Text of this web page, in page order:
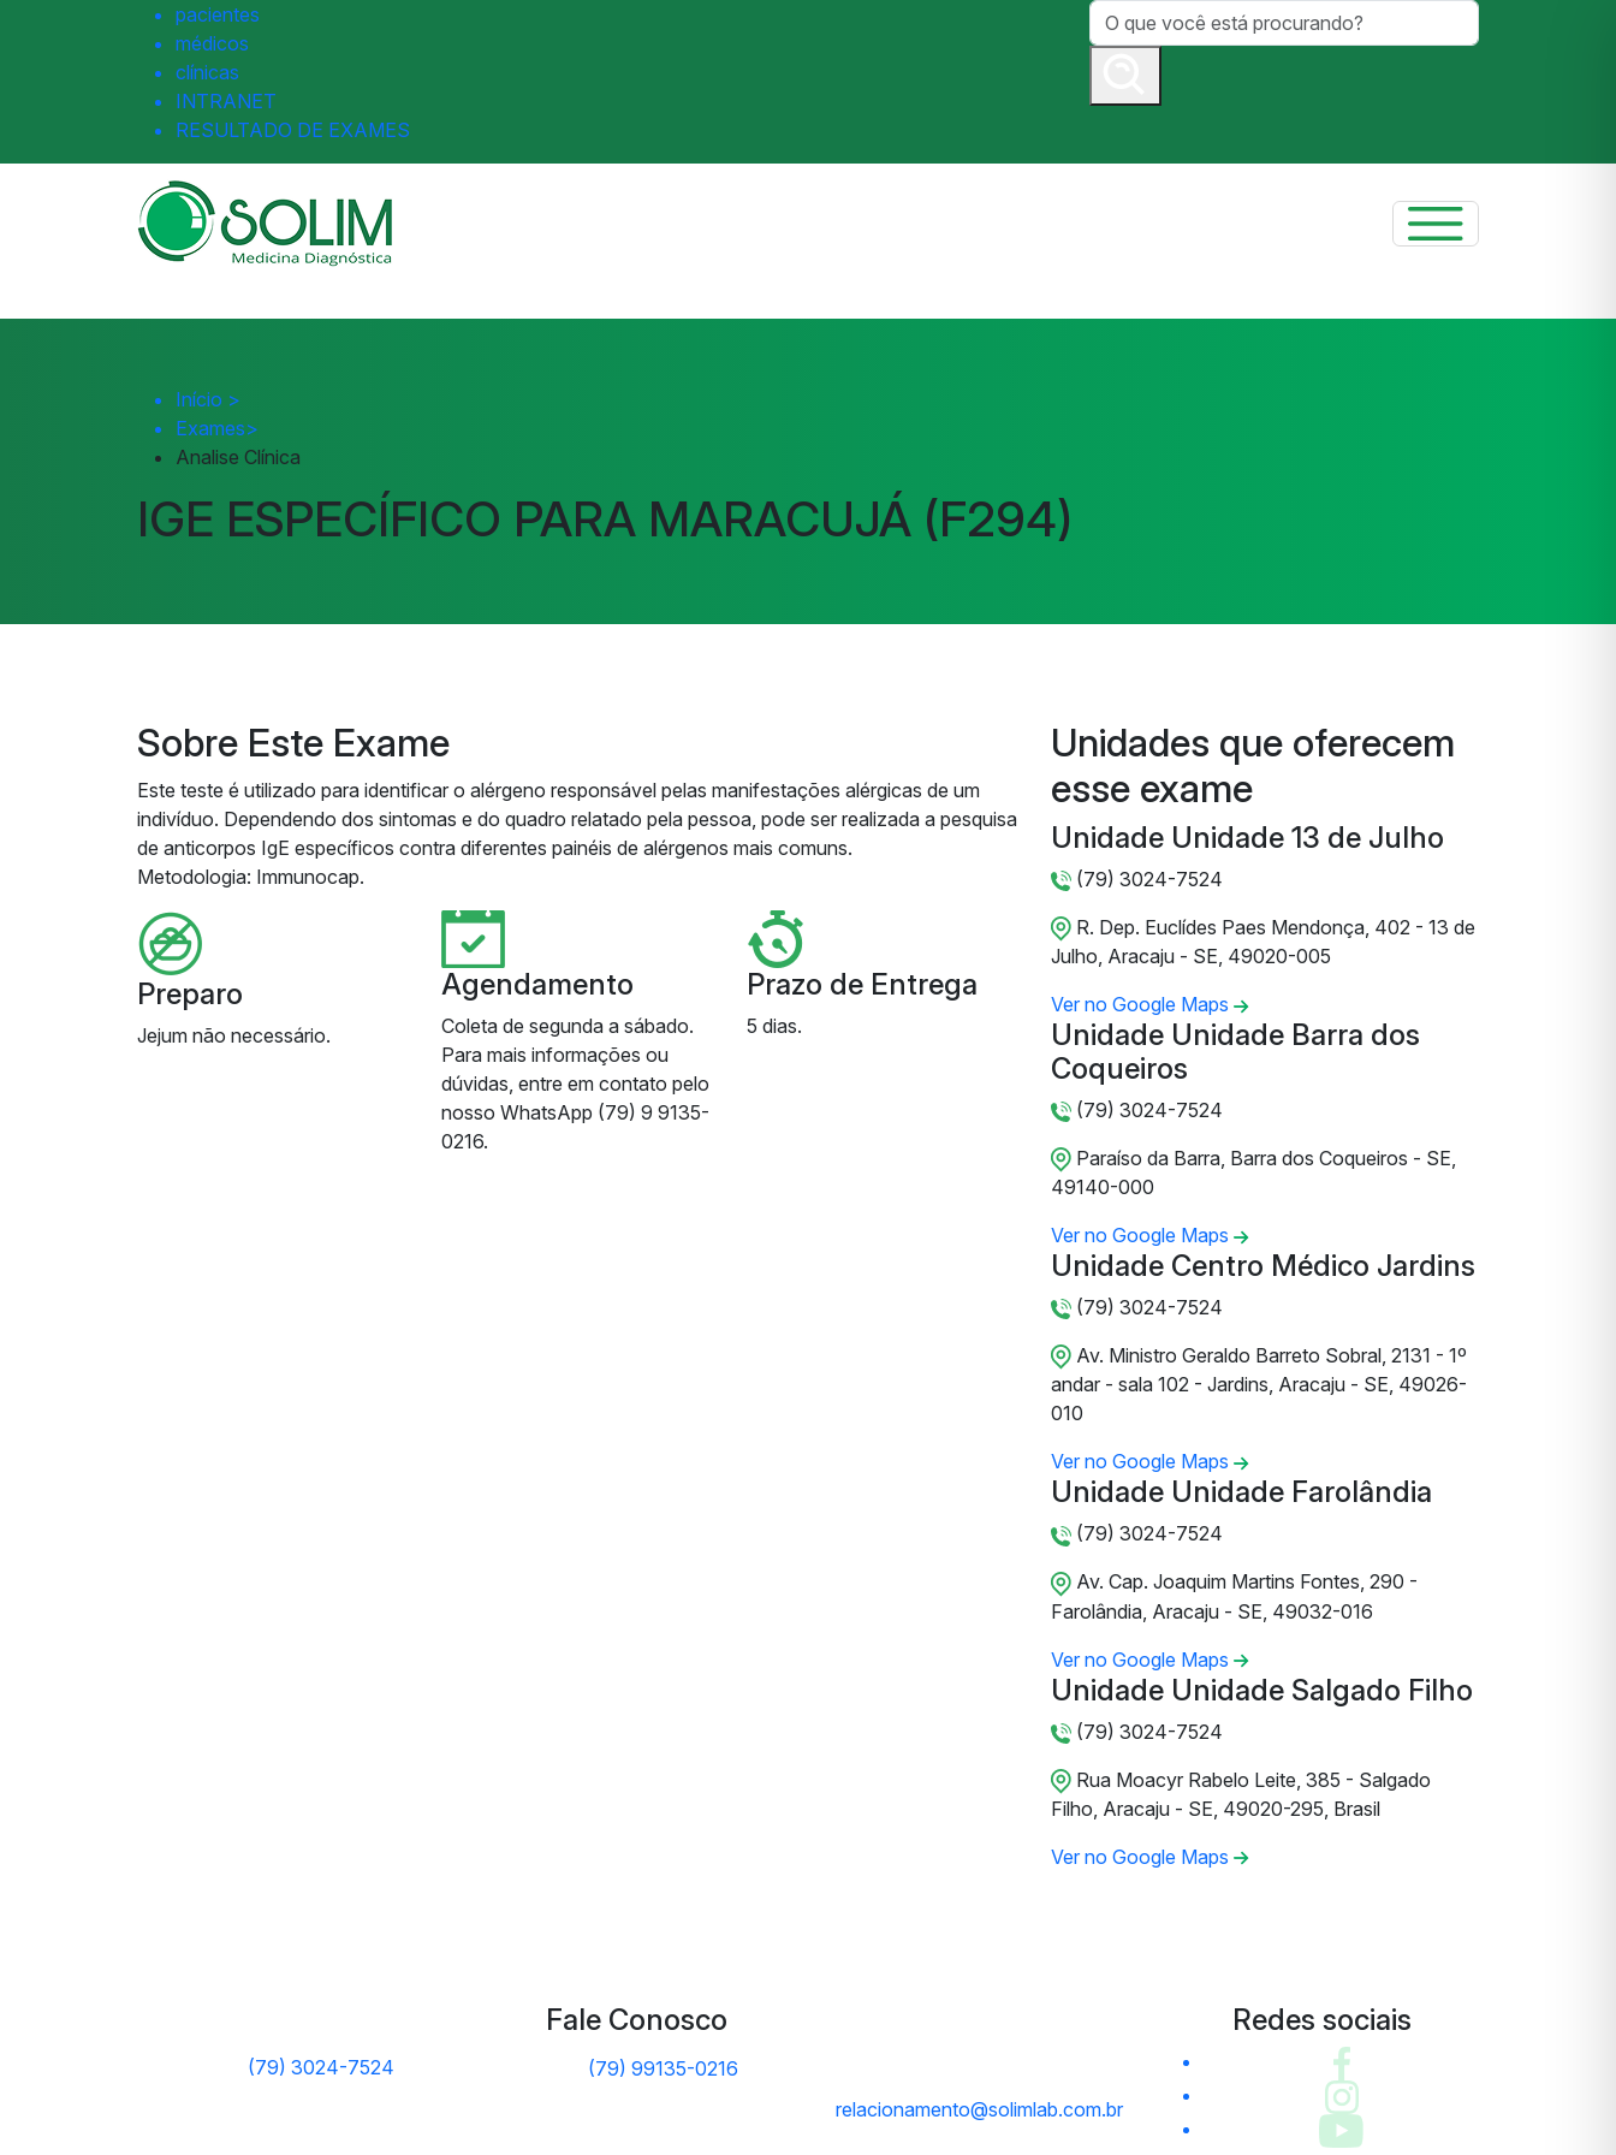
pacientes
médicos
clínicas
INTRANET
RESULTADO DE EXAMES
Início >
Exames>
Analise Clínica
IGE ESPECÍFICO PARA MARACUJÁ (F294)
Sobre Este Exame
Este teste é utilizado para identificar o alérgeno responsável pelas manifestações alérgicas de um
indivíduo. Dependendo dos sintomas e do quadro relatado pela pessoa, pode ser realizada a pesquisa
de anticorpos IgE específicos contra diferentes painéis de alérgenos mais comuns.
Metodologia: Immunocap.
Preparo
Jejum não necessário.
Agendamento
Coleta de segunda a sábado.
Para mais informações ou
dúvidas, entre em contato pelo
nosso WhatsApp (79) 9 9135-
0216.
Prazo de Entrega
5 dias.
Unidades que oferecem
esse exame
Unidade Unidade 13 de Julho
(79) 3024-7524
R. Dep. Euclídes Paes Mendonça, 402 - 13 de
Julho, Aracaju - SE, 49020-005
Ver no Google Maps
Unidade Unidade Barra dos
Coqueiros
(79) 3024-7524
Paraíso da Barra, Barra dos Coqueiros - SE,
49140-000
Ver no Google Maps
Unidade Centro Médico Jardins
(79) 3024-7524
Av. Ministro Geraldo Barreto Sobral, 2131 - 1º
andar - sala 102 - Jardins, Aracaju - SE, 49026-
010
Ver no Google Maps
Unidade Unidade Farolândia
(79) 3024-7524
Av. Cap. Joaquim Martins Fontes, 290 -
Farolândia, Aracaju - SE, 49032-016
Ver no Google Maps
Unidade Unidade Salgado Filho
(79) 3024-7524
Rua Moacyr Rabelo Leite, 385 - Salgado
Filho, Aracaju - SE, 49020-295, Brasil
Ver no Google Maps
Fale Conosco
(79) 3024-7524
(79) 99135-0216
relacionamento@solimlab.com.br
Redes sociais